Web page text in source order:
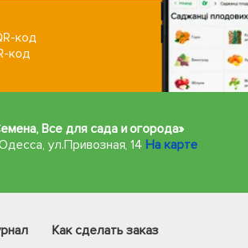
код
Все для сада и огорода»
, ул.Привозная, 14 На карте
Как сделать заказ